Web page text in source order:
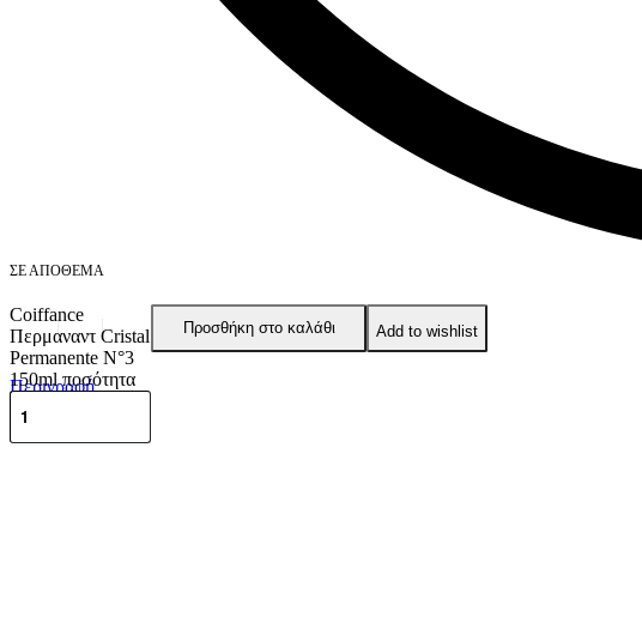
ΣΕ ΑΠΌΘΕΜΑ
Coiffance
Περμαναντ Cristal
Permanente N°3
150ml ποσότητα
Προσθήκη στο καλάθι Add to wishlist
Περιγραφή